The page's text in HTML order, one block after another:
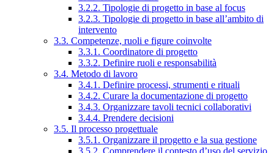
3.2.2. Tipologie di progetto in base al focus
3.2.3. Tipologie di progetto in base all’ambito di
intervento
3.3. Competenze, ruoli e figure coinvolte
3.3.1. Coordinatore di progetto
3.3.2. Definire ruoli e responsabilità
3.4. Metodo di lavoro
3.4.1. Definire processi, strumenti e rituali
3.4.2. Curare la documentazione di progetto
3.4.3. Organizzare tavoli tecnici collaborativi
3.4.4. Prendere decisioni
3.5. Il processo progettuale
3.5.1. Organizzare il progetto e la sua gestione
3.5.2. Comprendere il contesto d’uso del servizio